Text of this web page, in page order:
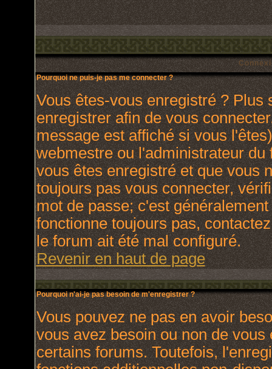
Pourquoi ne puis-je pas me connecter ?
Vous êtes-vous enregistré ? Plus
enregistrer afin de vous
message est affiché si vous
webmestre ou l'administrateur
vous êtes enregistré et que vous
toujours pas vous connecter,
mot de passe; c'est
fonctionne toujours pas,
le forum ait été mal configuré.
Revenir en haut de page
Pourquoi n'ai-je pas besoin de m'enregistrer ?
Vous pouvez ne pas en avoir
vous avez besoin ou non de
certains forums. Toutefois,